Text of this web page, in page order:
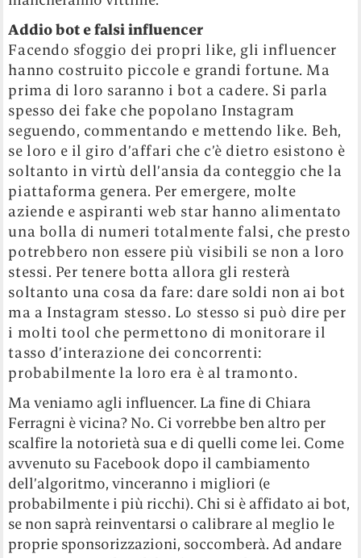
Addio bot e falsi influencer
Facendo sfoggio dei propri like, gli influencer
hanno costruito piccole e grandi fortune. Ma
prima di loro saranno i bot a cadere. Si parla
spesso dei fake che popolano Instagram
seguendo, commentando e mettendo like. Beh,
se loro e il giro d’affari che c’è dietro esistono è
soltanto in virtù dell’ansia da conteggio che la
piattaforma genera. Per emergere, molte
aziende e aspiranti web star hanno alimentato
una bolla di numeri totalmente falsi, che presto
potrebbero non essere più visibili se non a loro
stessi. Per tenere botta allora gli resterà
soltanto una cosa da fare: dare soldi non ai bot
ma a Instagram stesso. Lo stesso si può dire per
i molti tool che permettono di monitorare il
tasso d’interazione dei concorrenti:
probabilmente la loro era è al tramonto.
Ma veniamo agli influencer. La fine di Chiara
Ferragni è vicina? No. Ci vorrebbe ben altro per
scalfire la notorietà sua e di quelli come lei. Come
avvenuto su Facebook dopo il cambiamento
dell’algoritmo, vinceranno i migliori (e
probabilmente i più ricchi). Chi si è affidato ai bot,
se non saprà reinventarsi o calibrare al meglio le
proprie sponsorizzazioni, soccomberà. Ad andare